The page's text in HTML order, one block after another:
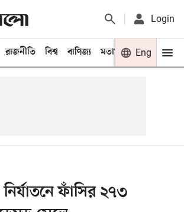
Login
রাজনীতি বিশ্ব বাণিজ্য মতামত খেলা
Eng
ফাঁসির ২৭৩